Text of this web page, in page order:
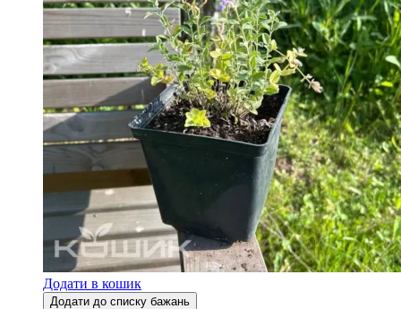
Додати в кошик
Додати до списку бажань